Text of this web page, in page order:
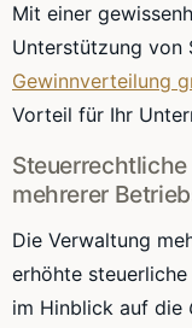
Mit einer
Unterstützung von
Gewinnverteilung
Vorteil für Ihr
mehrerer
Die Verwaltung
erhöhte
im Hinblick auf die